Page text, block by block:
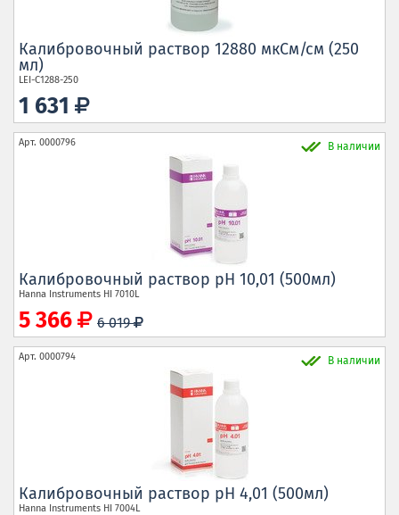
Калибровочный раствор 12880 мкСм/см (250
мл)
LEI-C1288-250
1 631
Арт. 0000796 В наличии
Калибровочный раствор рН 10,01 (500мл)
Hanna Instruments HI 7010L
5 366 6 019
Арт. 0000794 В наличии
Калибровочный раствор рН 4,01 (500мл)
Hanna Instruments HI 7004L